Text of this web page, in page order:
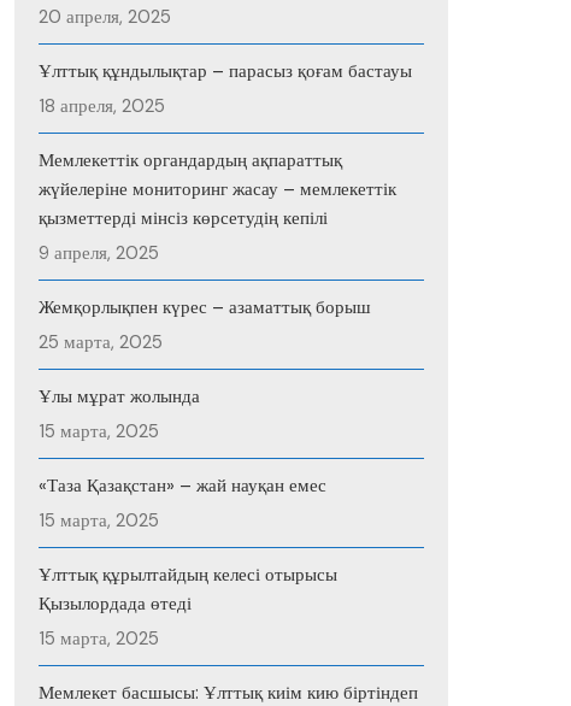
20 апреля, 2025
Ұлттық құндылықтар – парасыз қоғам бастауы
18 апреля, 2025
Мемлекеттік органдардың ақпараттық
жүйелеріне мониторинг жасау – мемлекеттік
қызметтерді мінсіз көрсетудің кепілі
9 апреля, 2025
Жемқорлықпен күрес – азаматтық борыш
25 марта, 2025
Ұлы мұрат жолында
15 марта, 2025
«Таза Қазақстан» – жай науқан емес
15 марта, 2025
Ұлттық құрылтайдың келесі отырысы
Қызылордада өтеді
15 марта, 2025
Мемлекет басшысы: Ұлттық киім кию біртіндеп